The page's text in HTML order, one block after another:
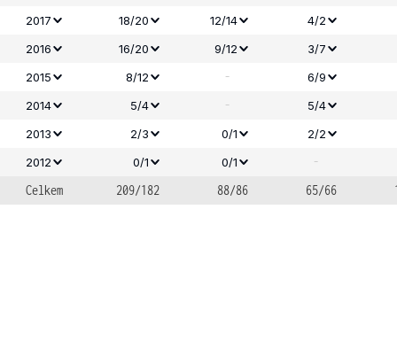
2017
18/20 12/14 4/2
2016
16/20 9/12
3/7
2015
8/12 - 6/9
2014
5/4 -
5/4
2013
2/3 0/1
2/2
2012
0/1 0/1
-
Celkem
209/182 88/86 65/66